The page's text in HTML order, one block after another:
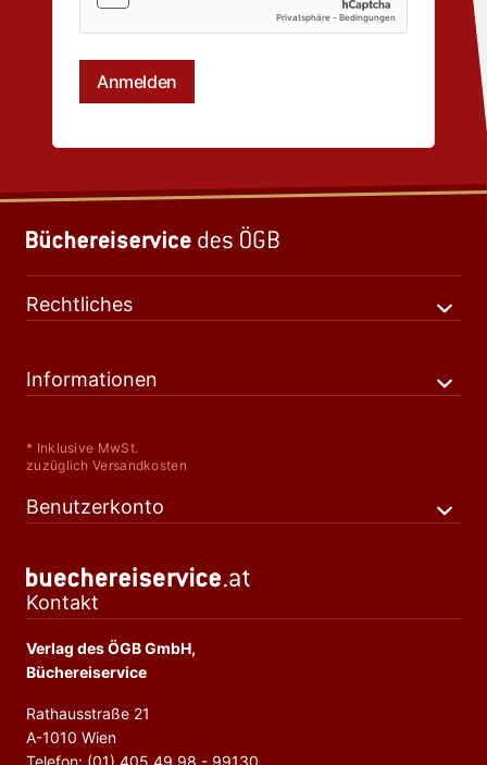
Rechtliches
Informationen
* Inklusive MwSt.
zuzüglich Versandkosten
Benutzerkonto
Kontakt
Verlag des ÖGB GmbH,
Büchereiservice
Rathausstraße 21
A-1010 Wien
Telefon: (01) 405 49 98 - 99130